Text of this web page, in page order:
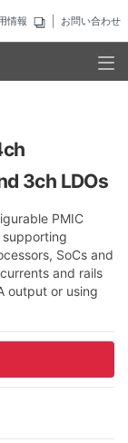
情報 お問い合わせ
3ch LDOs
PMIC
SoCs and
and rails
output or using